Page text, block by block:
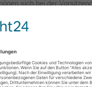
sich bei der
madras@drassdo.de)
Röhm (Tel. 26640, E-